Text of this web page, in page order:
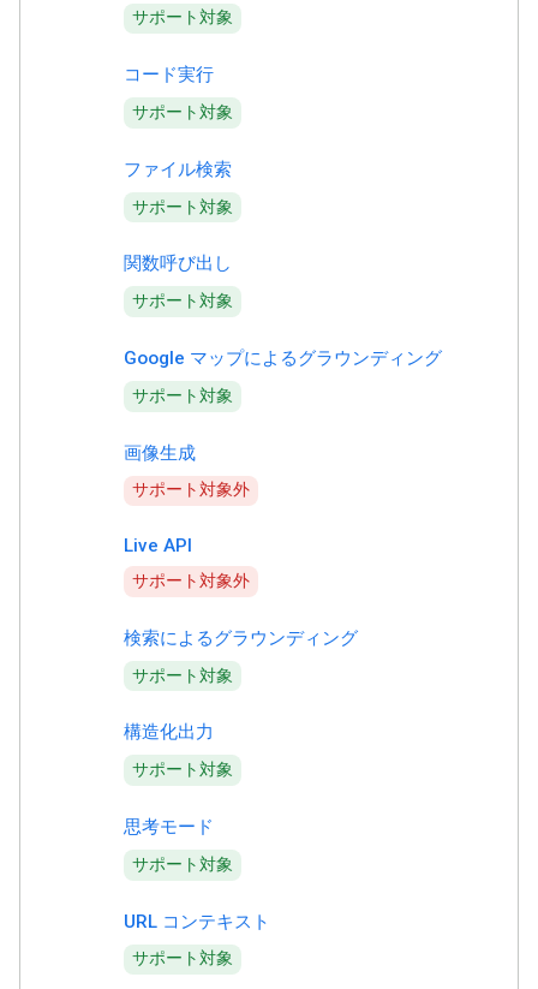
サポート対象
コード実行
サポート対象
ファイル検索
サポート対象
関数呼び出し
サポート対象
Google マップによるグラウンディング
サポート対象
画像生成
サポート対象外
Live API
サポート対象外
検索によるグラウンディング
サポート対象
構造化出力
サポート対象
思考モード
サポート対象
URL コンテキスト
サポート対象